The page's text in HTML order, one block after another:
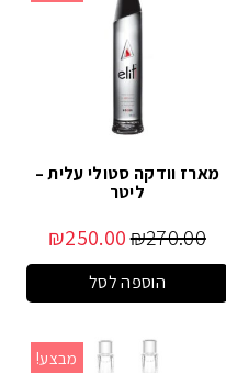
מארז וודקה סטולי עלית –
ליטר
₪270.00
₪250.00
הוספה לסל
מבצע!